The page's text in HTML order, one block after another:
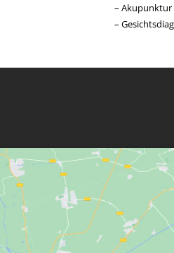
– Akupunktur
–